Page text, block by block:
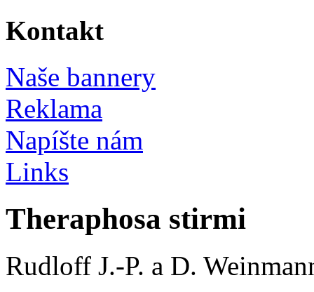
Kontakt
Naše bannery
Reklama
Napíšte nám
Links
Theraphosa stirmi
Rudloff J.-P. a D.